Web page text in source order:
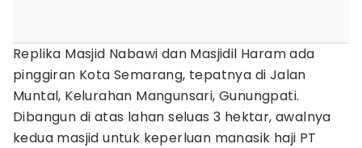
Replika Masjid Nabawi dan Masjidil Haram ada
pinggiran Kota Semarang, tepatnya di Jalan
Muntal, Kelurahan Mangunsari, Gunungpati.
Dibangun di atas lahan seluas 3 hektar, awalnya
kedua masjid untuk keperluan manasik haji PT